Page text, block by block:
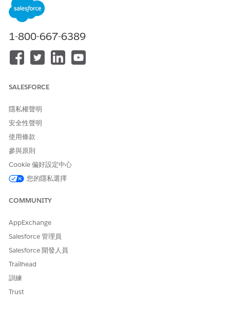
若要設定帳單安排:
在「帳單帳戶」物件的 PaymentTerm 和 BillToContact 欄位上
前往「帳單排程群組」記錄。
輸入帳單安排的名稱。
按一下「
選取帳單帳戶。
或者,選取「
重複步驟 4 和 5,以新增最多五個帳單安排條列。
或者,選取「將剩餘的
未指派給任何帳單帳戶的任何帳單金額百分比都會顯示為餘數帳
儲存您的變更。
備註如果未將餘數百分比分配給擁有帳戶或任何帳單帳戶,則該百
分比會自動分配給帳單安排中的第一個帳單帳戶。
1-800-667-6389
SALESFORCE
隱私權聲明
安全性聲明
使用條款
參與原則
Cookie 偏好設定中心
您的隱私選擇
COMMUNITY
AppExchange
Salesforce 管理員
Salesforce 開發人員
Trailhead
訓練
Trust